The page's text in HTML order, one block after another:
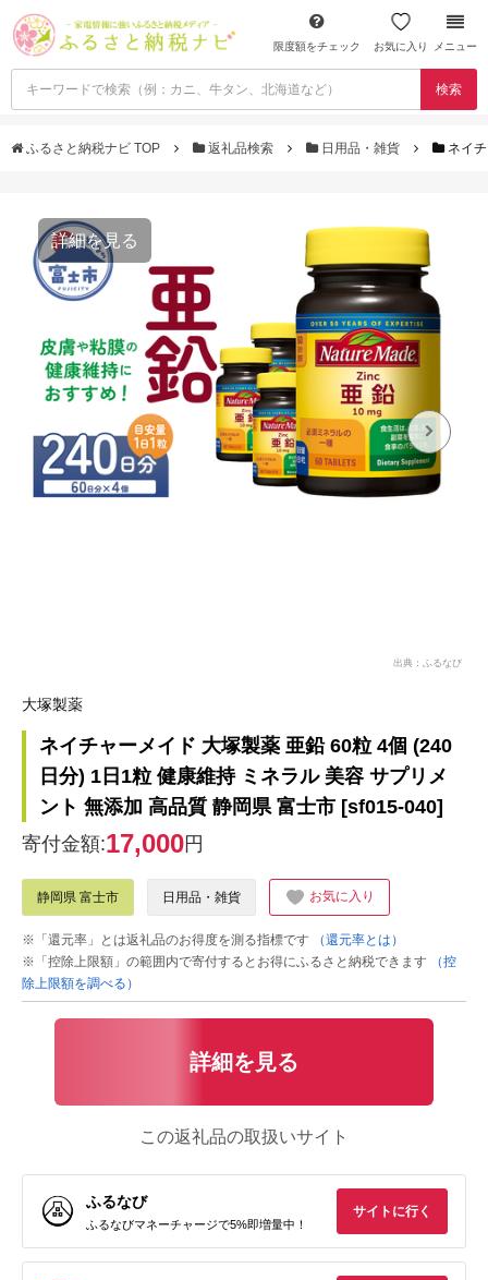
限度額をチェック お気に入り メニュー
検索
ふるさと納税ナビ TOP 返礼品検索 日用品・雑貨 ネイ
詳細を見る
出典：ふるなび
大塚製薬
ネイチャーメイド 大塚製薬 亜鉛 60粒 4個 (240
日分) 1日1粒 健康維持 ミネラル 美容 サプリメ
ント 無添加 高品質 静岡県 富士市 [sf015-040]
寄付金額:17,000円
静岡県 富士市 日用品・雑貨 お気に入り
※「還元率」とは返礼品のお得度を測る指標です
（還元率とは）
※「控除上限額」の範囲内で寄付するとお得にふるさと納税できます
（控
除上限額を調べる）
詳細を見る
この返礼品の取扱いサイト
ふるなび
ふるなびマネーチャージで5%即増量中！
サイトに行く